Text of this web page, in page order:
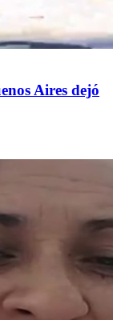
Aires dejó